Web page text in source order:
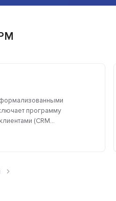
программу
(CRM...